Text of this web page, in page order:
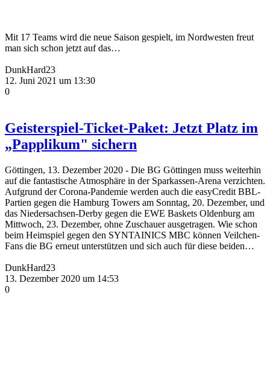
Mit 17 Teams wird die neue Saison gespielt, im Nordwesten freut
man sich schon jetzt auf das…
DunkHard23
12. Juni 2021 um 13:30
0
Geisterspiel-Ticket-Paket: Jetzt Platz im
„Papplikum" sichern
Göttingen, 13. Dezember 2020 - Die BG Göttingen muss weiterhin
auf die fantastische Atmosphäre in der Sparkassen-Arena verzichten.
Aufgrund der Corona-Pandemie werden auch die easyCredit BBL-
Partien gegen die Hamburg Towers am Sonntag, 20. Dezember, und
das Niedersachsen-Derby gegen die EWE Baskets Oldenburg am
Mittwoch, 23. Dezember, ohne Zuschauer ausgetragen. Wie schon
beim Heimspiel gegen den SYNTAINICS MBC können Veilchen-
Fans die BG erneut unterstützen und sich auch für diese beiden…
DunkHard23
13. Dezember 2020 um 14:53
0